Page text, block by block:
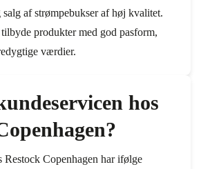
af strømpebukser af høj kvalitet.
produkter med god pasform,
værdier.
hos
Restock Copenhagen har ifølge